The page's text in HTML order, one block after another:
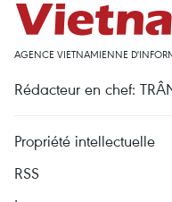
AGENCE VIETNAMIENNE
Rédacteur en chef:
Propriété intellectuelle
RSS